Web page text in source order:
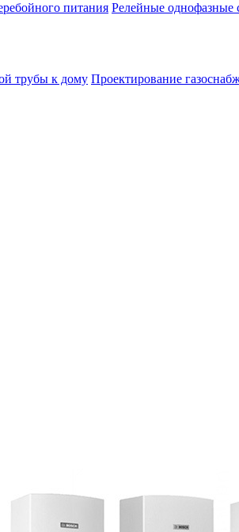
питания Релейные однофазные
трубы к дому Проектирование